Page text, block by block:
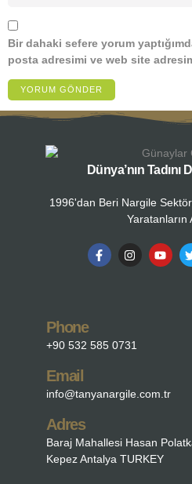
Bir dahaki sefere yorum
posta adresimi ve web site
Dünya’nın
1996'dan Beri Nargile
Yaratanların
Phone
+90 532 585 0731
Email
info@tanyanargile.com.tr
Adres
Baraj Mahallesi Hasan
Kepez Antalya TURKEY